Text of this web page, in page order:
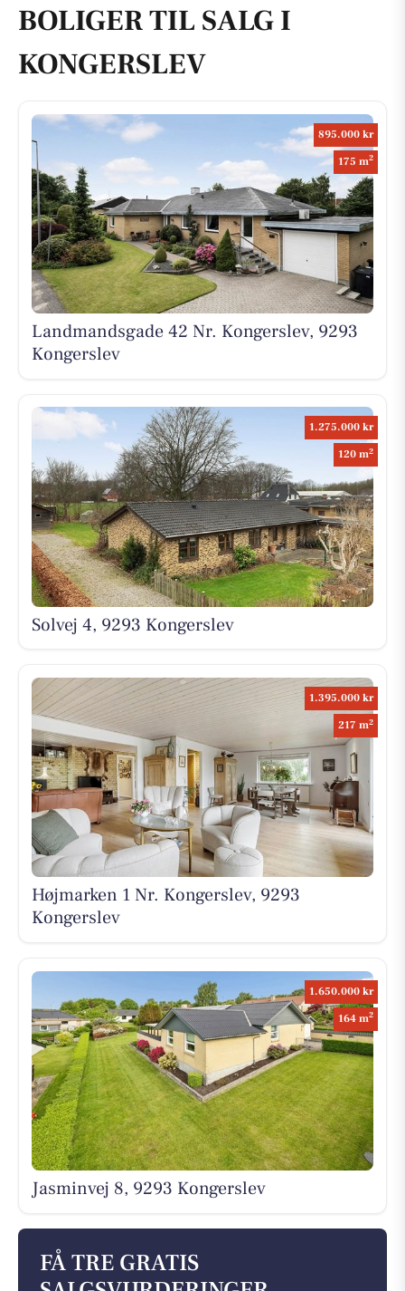
BOLIGER TIL SALG I
KONGERSLEV
895.000 kr
175 m2
Landmandsgade 42 Nr. Kongerslev, 9293
Kongerslev
1.275.000 kr
120 m2
Solvej 4, 9293 Kongerslev
1.395.000 kr
217 m2
Højmarken 1 Nr. Kongerslev, 9293
Kongerslev
1.650.000 kr
164 m2
Jasminvej 8, 9293 Kongerslev
FÅ TRE GRATIS